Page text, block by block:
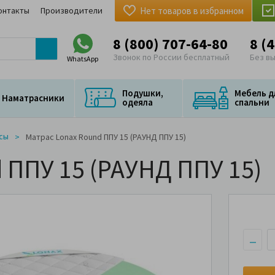
Производители Нет товаров в избранном
WhatsApp
8 (800) 707-64-80
Звонок по России бесплатный
8
Без
Наматрасники Подушки,
одеяла
Мебель
спальни
Матрас Lonax Round ППУ 15 (РАУНД ППУ 15)
ППУ 15 (РАУНД ППУ 15)